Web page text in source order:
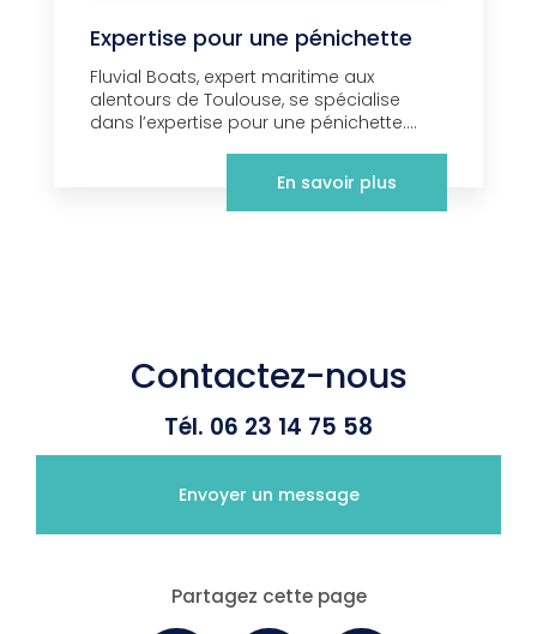
Expertise pour une pénichette
Fluvial Boats, expert maritime aux
alentours de Toulouse, se spécialise
dans l’expertise pour une pénichette....
En savoir plus
Contactez-nous
Tél. 06 23 14 75 58
Envoyer un message
Partagez cette page